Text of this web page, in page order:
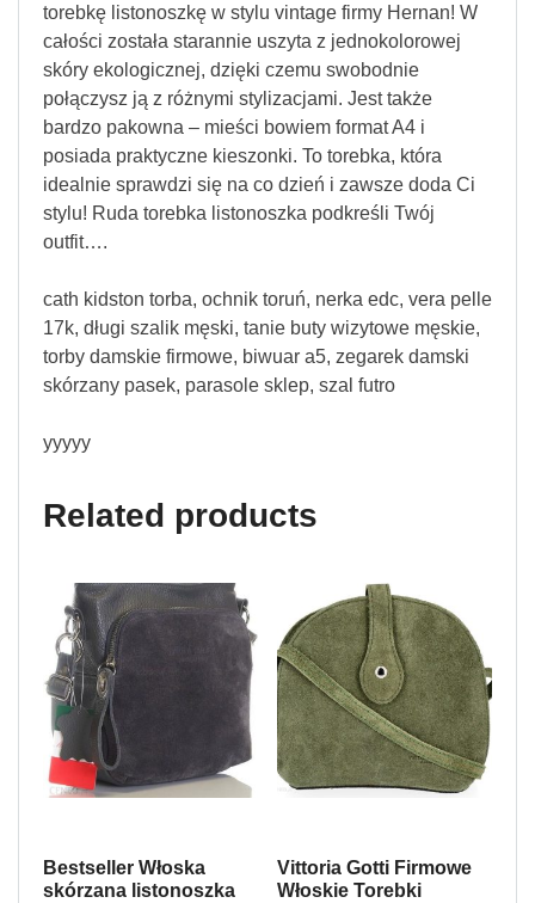
torebkę listonoszkę w stylu vintage firmy Hernan! W
całości została starannie uszyta z jednokolorowej
skóry ekologicznej, dzięki czemu swobodnie
połączysz ją z różnymi stylizacjami. Jest także
bardzo pakowna – mieści bowiem format A4 i
posiada praktyczne kieszonki. To torebka, która
idealnie sprawdzi się na co dzień i zawsze doda Ci
stylu! Ruda torebka listonoszka podkreśli Twój
outfit….
cath kidston torba, ochnik toruń, nerka edc, vera pelle
17k, długi szalik męski, tanie buty wizytowe męskie,
torby damskie firmowe, biwuar a5, zegarek damski
skórzany pasek, parasole sklep, szal futro
yyyyy
Related products
Bestseller Włoska
skórzana listonoszka
Vittoria Gotti Firmowe
Włoskie Torebki